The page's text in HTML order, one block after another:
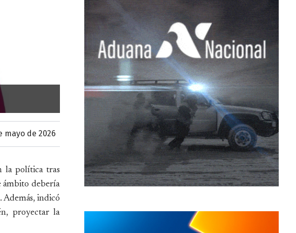
mayo de 2026
la política tras
ámbito debería
Además, indicó
proyectar la